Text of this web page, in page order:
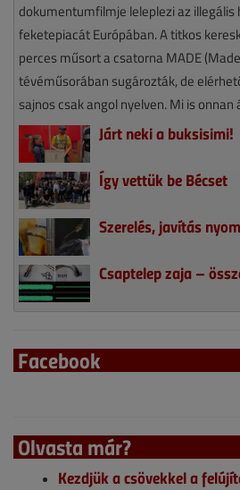
dokumentumfilmje leleplezi az illegális
feketepiacát Európában. A titkos
perces műsort a csatorna MADE
tévéműsorában sugározták, de
sajnos csak angol nyelven. Mi is onnan
Járt neki a buksisimi!
Így vettük be Bécset
Szerelés, javítás
Csaptelep zaja –
Facebook
Olvasta már?
Kezdjük a csövekkel a